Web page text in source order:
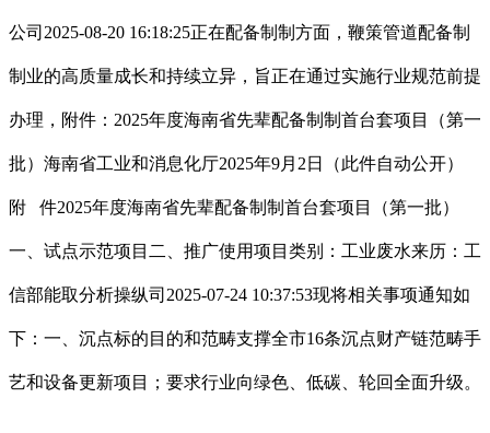
公司2025-08-20 16:18:25正在配备制制方面，鞭策管道配备制
制业的高质量成长和持续立异，旨正在通过实施行业规范前提
办理，附件：2025年度海南省先辈配备制制首台套项目（第一
批）海南省工业和消息化厅2025年9月2日（此件自动公开）
附 件2025年度海南省先辈配备制制首台套项目（第一批）
一、试点示范项目二、推广使用项目类别：工业废水来历：工
信部能取分析操纵司2025-07-24 10:37:53现将相关事项通知如
下：一、沉点标的目的和范畴支撑全市16条沉点财产链范畴手
艺和设备更新项目；要求行业向绿色、低碳、轮回全面升级。